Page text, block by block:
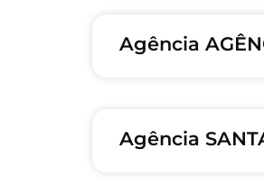
Agência
Agência